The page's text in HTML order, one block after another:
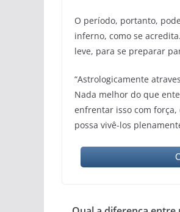
O período, portanto,
inferno, como se
leve, para se preparar
“Astrologicamente
Nada melhor do que
enfrentar isso com
possa vivê-los